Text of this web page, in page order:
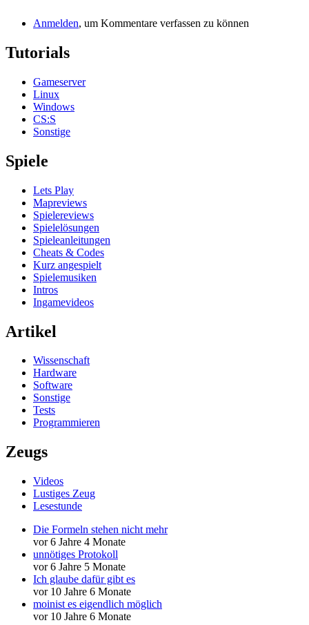
Anmelden, um Kommentare verfassen zu können
Tutorials
Gameserver
Linux
Windows
CS:S
Sonstige
Spiele
Lets Play
Mapreviews
Spielereviews
Spielelösungen
Spieleanleitungen
Cheats & Codes
Kurz angespielt
Spielemusiken
Intros
Ingamevideos
Artikel
Wissenschaft
Hardware
Software
Sonstige
Tests
Programmieren
Zeugs
Videos
Lustiges Zeug
Lesestunde
Die Formeln stehen nicht mehr
vor 6 Jahre 4 Monate
unnötiges Protokoll
vor 6 Jahre 5 Monate
Ich glaube dafür gibt es
vor 10 Jahre 6 Monate
moinist es eigendlich möglich
vor 10 Jahre 6 Monate